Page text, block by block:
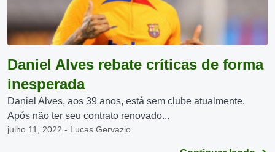
Daniel Alves rebate críticas de forma
inesperada
Daniel Alves, aos 39 anos, está sem clube atualmente.
Após não ter seu contrato renovado...
julho 11, 2022 - Lucas Gervazio